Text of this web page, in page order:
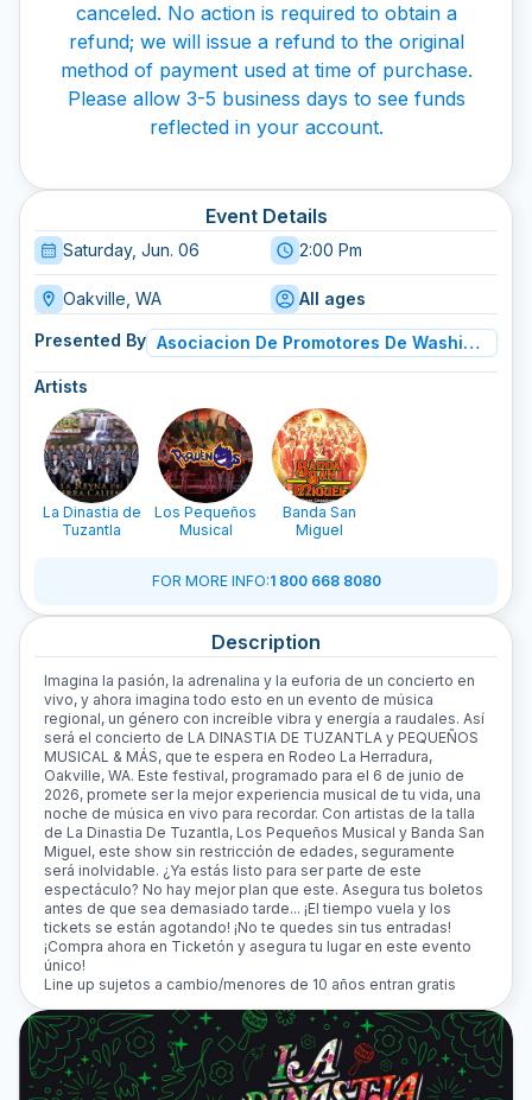
canceled. No action is required to obtain a
refund; we will issue a refund to the original
method of payment used at time of purchase.
Please allow 3-5 business days to see funds
reflected in your account.
Event Details
Saturday, Jun. 06 2:00 Pm
Oakville, WA All ages
Presented By Asociacion De Promotores De Washington
Artists
La Dinastia de
Tuzantla
Los Pequeños
Musical
Banda San
Miguel
FOR MORE INFO:1 800 668 8080
Description
Imagina la pasión, la adrenalina y la euforia de un concierto en
vivo, y ahora imagina todo esto en un evento de música
regional, un género con increíble vibra y energía a raudales. Así
será el concierto de LA DINASTIA DE TUZANTLA y PEQUEÑOS
MUSICAL & MÁS, que te espera en Rodeo La Herradura,
Oakville, WA. Este festival, programado para el 6 de junio de
2026, promete ser la mejor experiencia musical de tu vida, una
noche de música en vivo para recordar. Con artistas de la talla
de La Dinastia De Tuzantla, Los Pequeños Musical y Banda San
Miguel, este show sin restricción de edades, seguramente
será inolvidable. ¿Ya estás listo para ser parte de este
espectáculo? No hay mejor plan que este. Asegura tus boletos
antes de que sea demasiado tarde... ¡El tiempo vuela y los
tickets se están agotando! ¡No te quedes sin tus entradas!
¡Compra ahora en Ticketón y asegura tu lugar en este evento
único!
Line up sujetos a cambio/menores de 10 años entran gratis